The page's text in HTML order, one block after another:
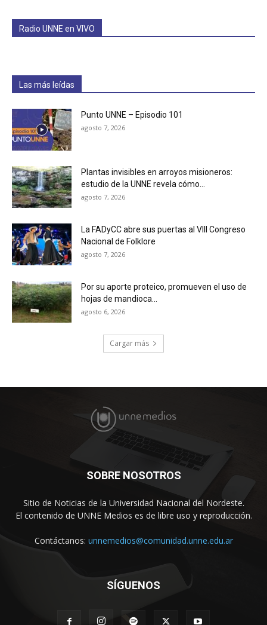
Radio UNNE en VIVO
Las más leídas
Punto UNNE – Episodio 101
agosto 7, 2026
Plantas invisibles en arroyos misioneros:
estudio de la UNNE revela cómo...
agosto 7, 2026
La FADyCC abre sus puertas al VIII Congreso
Nacional de Folklore
agosto 7, 2026
Por su aporte proteico, promueven el uso de
hojas de mandioca...
agosto 6, 2026
Cargar más
SOBRE NOSOTROS
Sitio de Noticias de la Universidad Nacional del Nordeste.
El contenido de UNNE Medios es de libre uso y reproducción.
Contáctanos: unnemedios@comunidad.unne.edu.ar
SÍGUENOS